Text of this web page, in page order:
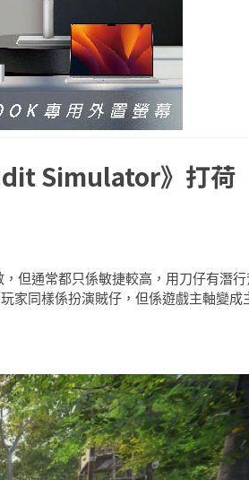
Simulator》打荷
但通常都只係敏捷較高，用刀仔有潛
家同樣係扮演賊仔，但係遊戲主軸變成